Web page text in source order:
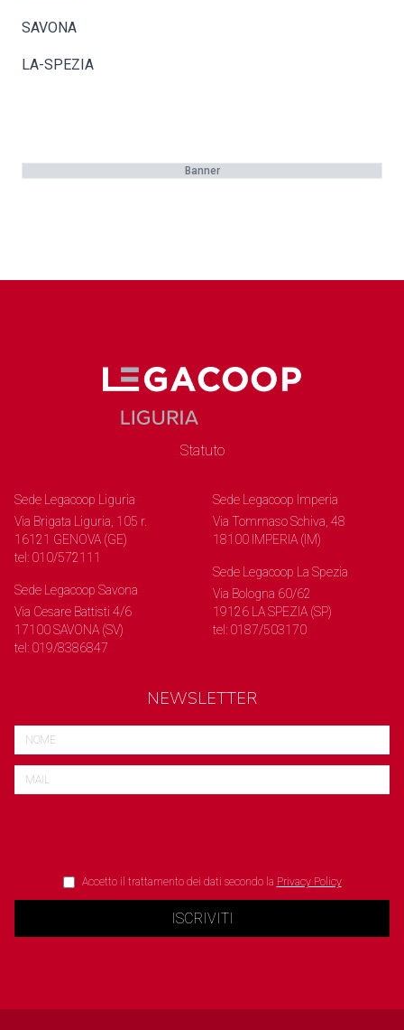
SAVONA
LA-SPEZIA
Banner
Statuto
Sede Legacoop Liguria
Via Brigata Liguria, 105 r.
16121 GENOVA (GE)
tel: 010/572111
Sede Legacoop Savona
Via Cesare Battisti 4/6
17100 SAVONA (SV)
tel: 019/8386847
Sede Legacoop Imperia
Via Tommaso Schiva, 48
18100 IMPERIA (IM)
Sede Legacoop La Spezia
Via Bologna 60/62
19126 LA SPEZIA (SP)
tel: 0187/503170
NEWSLETTER
Accetto il trattamento dei dati secondo la Privacy Policy
ISCRIVITI